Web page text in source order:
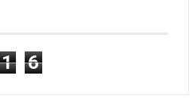
1 6